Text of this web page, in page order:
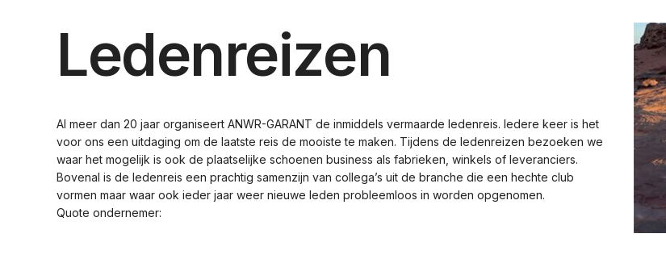
Ledenreizen
Al meer dan 20 jaar organiseert ANWR-GARANT de inmiddels vermaarde ledenreis. Iedere keer is het
voor ons een uitdaging om de laatste reis de mooiste te maken. Tijdens de ledenreizen bezoeken we
waar het mogelijk is ook de plaatselijke schoenen business als fabrieken, winkels of leveranciers.
Bovenal is de ledenreis een prachtig samenzijn van collega’s uit de branche die een hechte club
vormen maar waar ook ieder jaar weer nieuwe leden probleemloos in worden opgenomen.
Quote ondernemer: